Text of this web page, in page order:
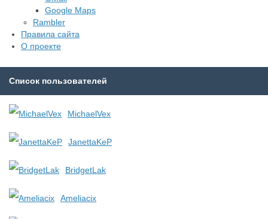
Google Maps
Rambler
Правила сайта
О проекте
Список пользователей
MichaelVex
JanettaKeP
BridgetLak
Ameliacix